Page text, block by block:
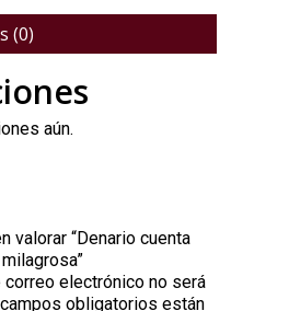
(0)
aún.
valorar “Denario cuenta
correo electrónico no será
obligatorios están